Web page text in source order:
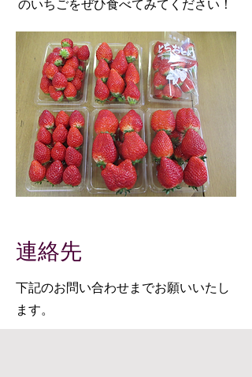
のいちごをぜひ食べてみてください！
連絡先
下記のお問い合わせまでお願いいたし
ます。